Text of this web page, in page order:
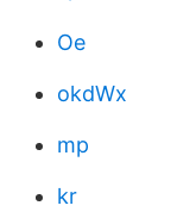
Oe
okdWx
mp
kr